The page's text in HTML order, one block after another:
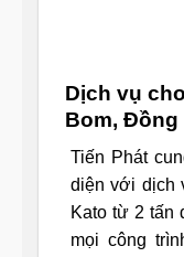
Dịch vụ
Bom, Đồng
Tiến Phát
diện với dịch
Kato từ 2 tấn
mọi công